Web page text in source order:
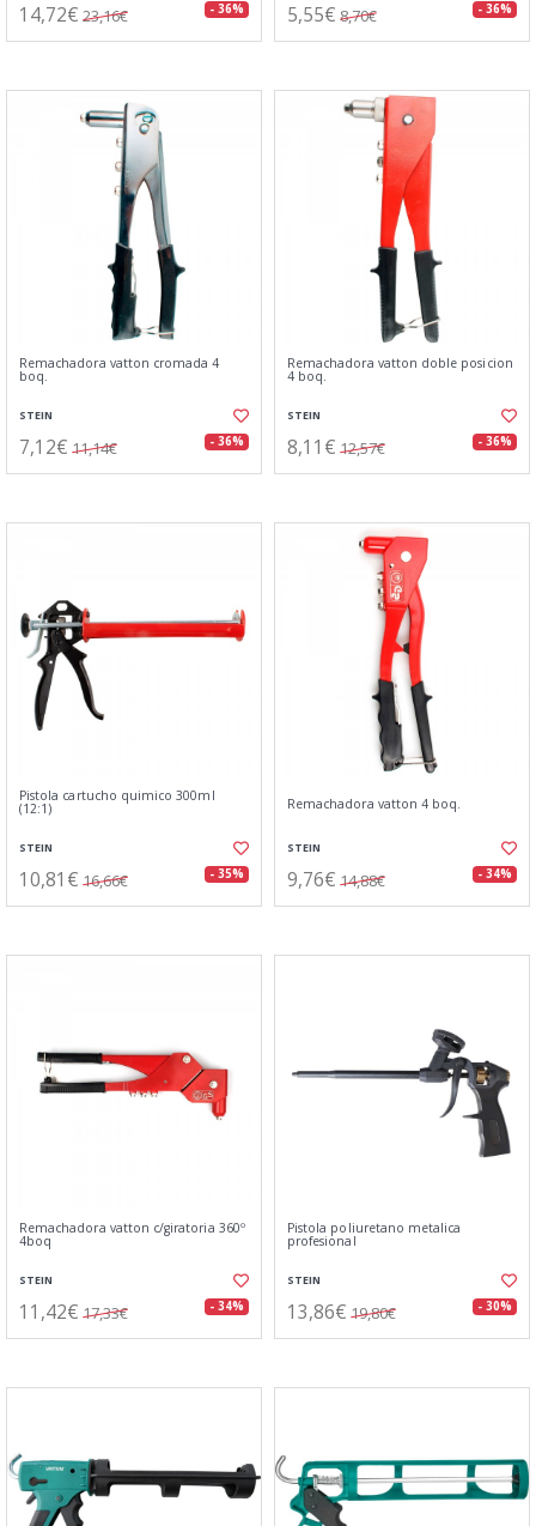
14,72€ 23,16€ - 36% 5,55€ 8,70€ - 36%
Remachadora vatton cromada 4
boq.
STEIN
7,12€ 11,14€ - 36%
Remachadora vatton doble posicion
4 boq.
STEIN
8,11€ 12,57€ - 36%
Pistola cartucho quimico 300ml
(12:1)
STEIN
10,81€ 16,66€ - 35%
Remachadora vatton 4 boq.
STEIN
9,76€ 14,88€ - 34%
Remachadora vatton c/giratoria 360º
4boq
STEIN
11,42€ 17,33€ - 34%
Pistola poliuretano metalica
profesional
STEIN
13,86€ 19,80€ - 30%